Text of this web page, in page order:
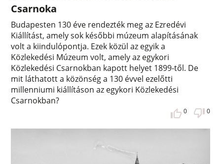
Csarnoka
Budapesten 130 éve rendezték meg az Ezredévi
Kiállítást, amely sok későbbi múzeum alapításának
volt a kiindulópontja. Ezek közül az egyik a
Közlekedési Múzeum volt, amely az egykori
Közlekedési Csarnokban kapott helyet 1899-től. De
mit láthatott a közönség a 130 évvel ezelőtti
millenniumi kiállításon az egykori Közlekedési
Csarnokban?
0 0